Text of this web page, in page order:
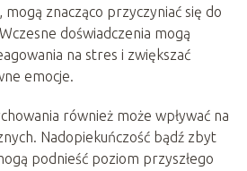
mogą znacząco przyczyniać się do
doświadczenia mogą
na stres i zwiększać
emocje.
również może wpływać na
Nadopiekuńczość bądź zbyt
podnieść poziom przyszłego